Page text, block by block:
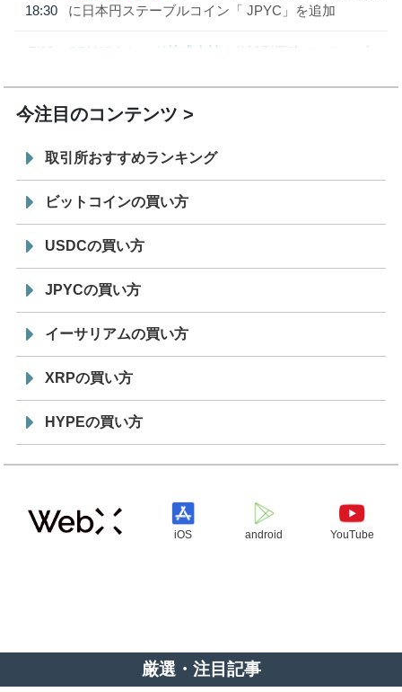
18:30
に日本円ステーブルコイン「 JPYC」を追加
7/29
SBI VCトレード株式会社
信託型円建てステーブル
今注目のコンテンツ
取引所おすすめランキング
ビットコインの買い方
USDCの買い方
JPYCの買い方
イーサリアムの買い方
XRPの買い方
HYPEの買い方
iOS android YouTube
厳選・注目記事